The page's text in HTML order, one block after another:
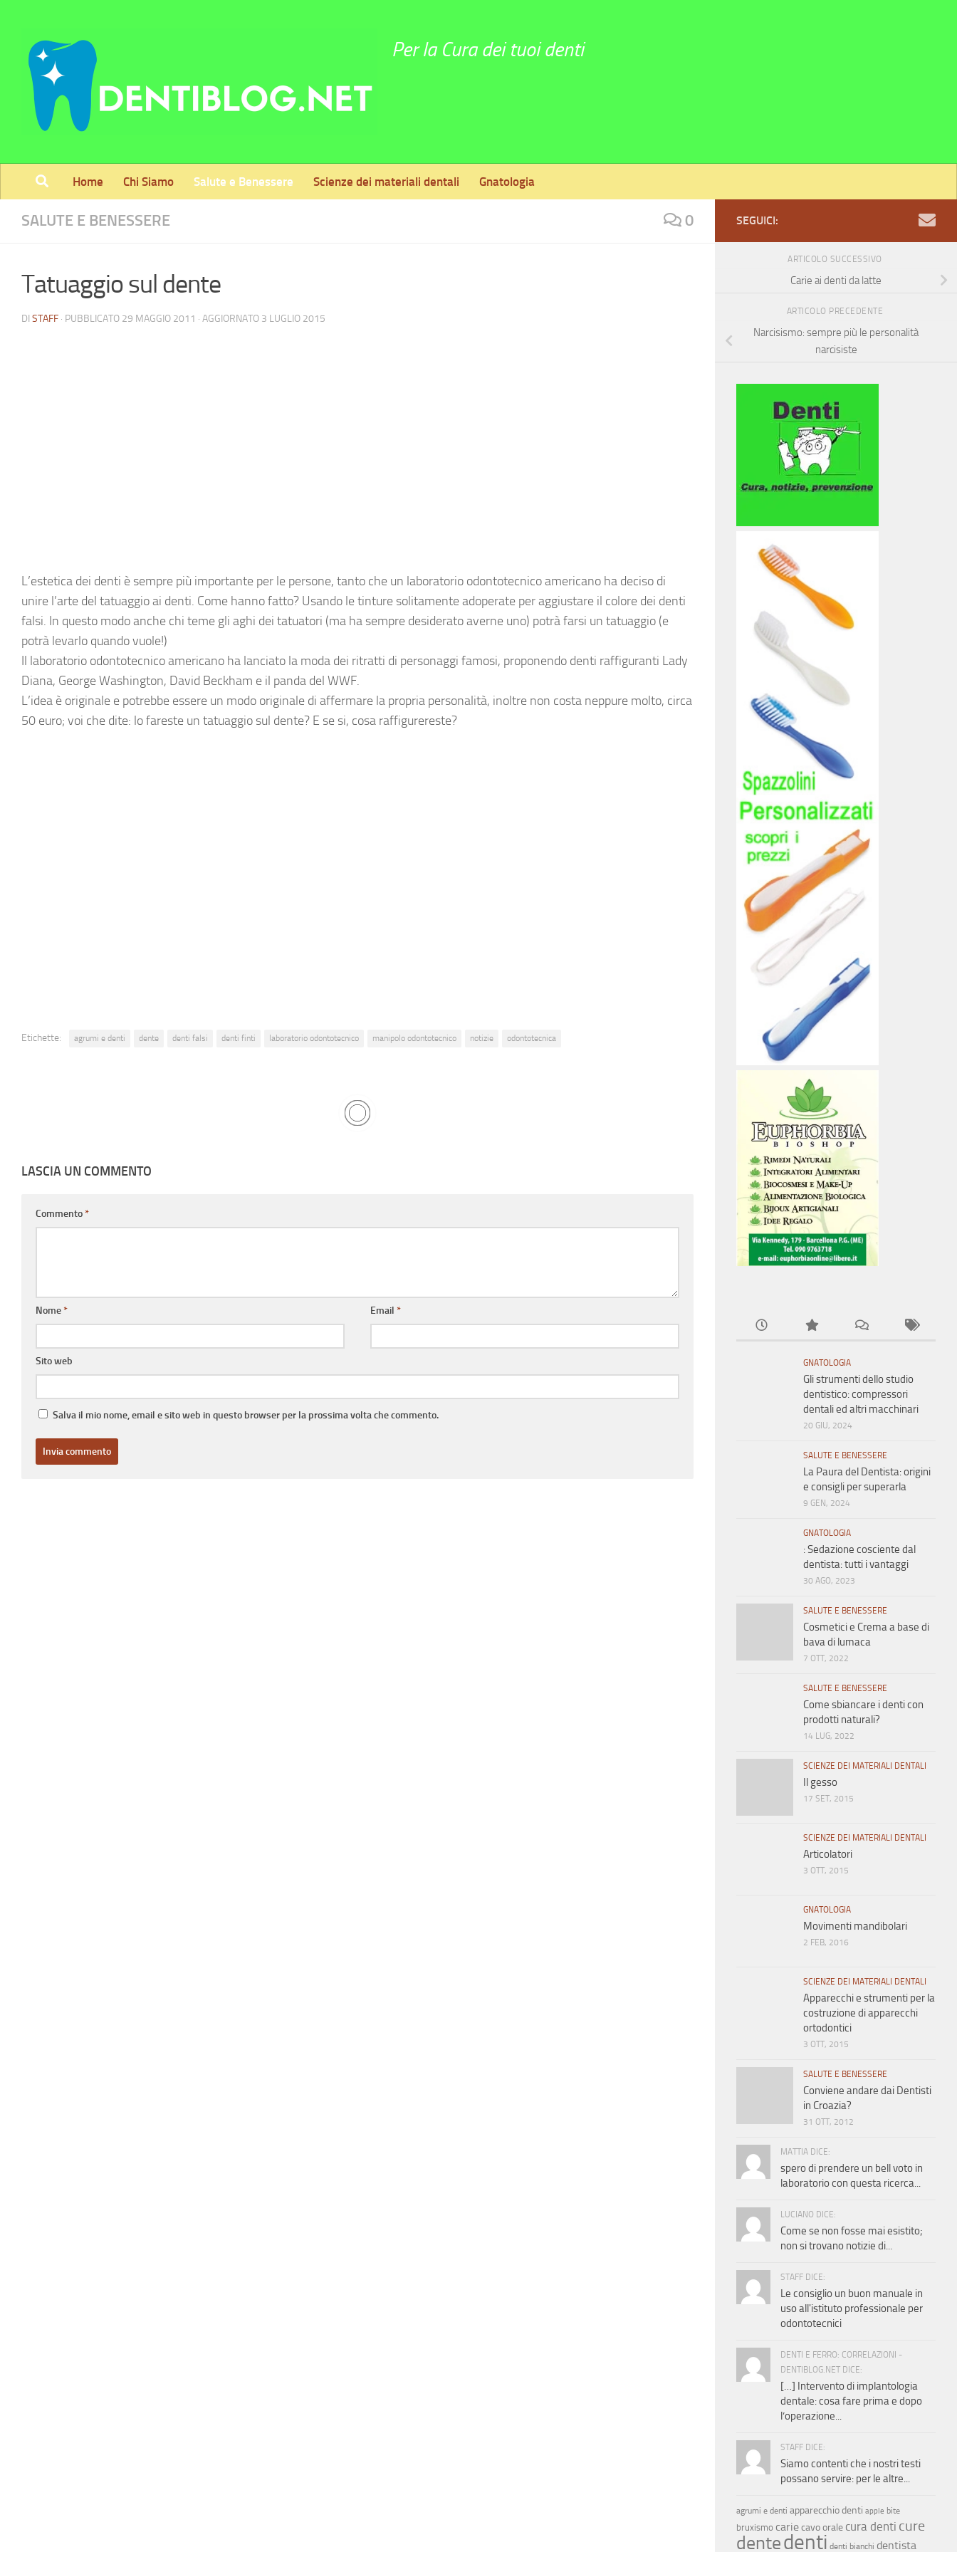
Per la Cura dei tuoi denti
Home Chi Siamo Salute e Benessere Scienze dei materiali dentali Gnatologia
SALUTE E BENESSERE 0
Tatuaggio sul dente
DI STAFF · PUBBLICATO 29 MAGGIO 2011 · AGGIORNATO 3 LUGLIO 2015
L’estetica dei denti è sempre più importante per le persone, tanto che un laboratorio odontotecnicoamericano ha deciso di
unire l’arte del tatuaggio ai denti. Come hanno fatto? Usando le tinture solitamente adoperate per aggiustare il colore dei denti
falsi. In questo modo anche chi teme gli aghi dei tatuatori (ma ha sempre desiderato averne uno) potrà farsi un tatuaggio (e
potrà levarlo quando vuole!)
Il laboratorio odontotecnicoamericano ha lanciato la moda dei ritratti di personaggi famosi, proponendo denti raffiguranti Lady
Diana, George Washington, David Beckham e il panda del WWF.
L’idea è originale e potrebbe essere un modo originale di affermare la propria personalità, inoltre non costa neppure molto, circa
50 euro; voi che dite: lo fareste un tatuaggio sul dente? E se si, cosa raffigurereste?
Etichette: agrumi e denti dente denti falsi denti finti laboratorio odontotecnico manipolo odontotecnico notizie odontotecnica
LASCIA UN COMMENTO
Commento*
Nome* Email*
Sito web
Salva il mio nome, email e sito web in questo browser per la prossima volta che commento.
SEGUICI:
ARTICOLO SUCCESSIVO
Carie ai denti da latte
ARTICOLO PRECEDENTE
Narcisismo: sempre più le personalità
narcisiste
GNATOLOGIA
Gli strumenti dello studio
dentistico: compressori
dentali ed altri macchinari
20 GIU, 2024
SALUTE E BENESSERE
La Paura del Dentista: origini
e consigli per superarla
9 GEN, 2024
GNATOLOGIA
: Sedazione cosciente dal
dentista: tutti i vantaggi
30 AGO, 2023
SALUTE E BENESSERE
Cosmetici e Crema a base di
bava di lumaca
7 OTT, 2022
SALUTE E BENESSERE
Come sbiancare i denti con
prodotti naturali?
14 LUG, 2022
SCIENZE DEI MATERIALI DENTALI
Il gesso
17 SET, 2015
SCIENZE DEI MATERIALI DENTALI
Articolatori
3 OTT, 2015
GNATOLOGIA
Movimenti mandibolari
2 FEB, 2016
SCIENZE DEI MATERIALI DENTALI
Apparecchi e strumenti per la
costruzione di apparecchi
ortodontici
3 OTT, 2015
SALUTE E BENESSERE
Conviene andare dai Dentisti
in Croazia?
31 OTT, 2012
MATTIA DICE:
spero di prendere un bell voto in
laboratorio con questa ricerca...
LUCIANO DICE:
Come se non fosse mai esistito;
non si trovano notizie di...
STAFF DICE:
Le consiglio un buon manuale in
uso all'istituto professionale per
odontotecnici
DENTI E FERRO: CORRELAZIONI -
DENTIBLOG.NET DICE:
[…] Intervento di implantologia
dentale: cosa fare prima e dopo
l’operazione...
STAFF DICE:
Siamo contenti che i nostri testi
possano servire: per le altre...
agrumi e denti apparecchio denti apple bite
bruxismo cariecavo orale cura denti cure
dentedenti denti bianchi dentista